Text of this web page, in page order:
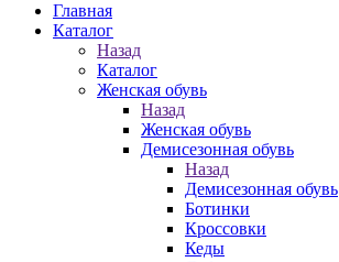
Главная
Каталог
Назад
Каталог
Женская обувь
Назад
Женская обувь
Демисезонная обувь
Назад
Демисезонная обувь
Ботинки
Кроссовки
Кеды